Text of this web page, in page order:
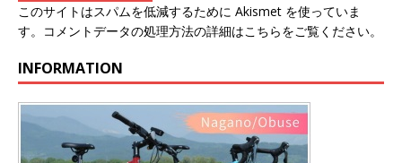
このサイトはスパムを低減するために Akismet を使っていま
す。 コメントデータの処理方法の詳細はこちらをご覧ください。
INFORMATION